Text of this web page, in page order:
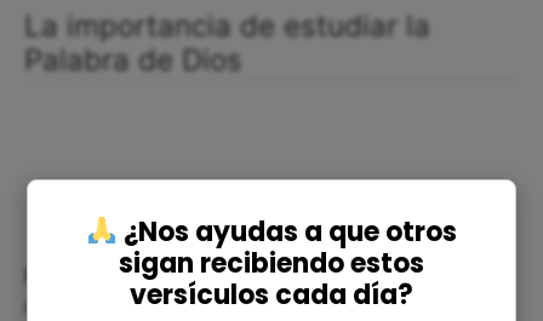
La importancia de estudiar la
Palabra de Dios
Para entender plenamente la Palabra de Dios, es
necesario estudiarla y reflexionar sobre ella. En
¿Nos ayudas a que otros
sigan recibiendo estos
versículos cada día?